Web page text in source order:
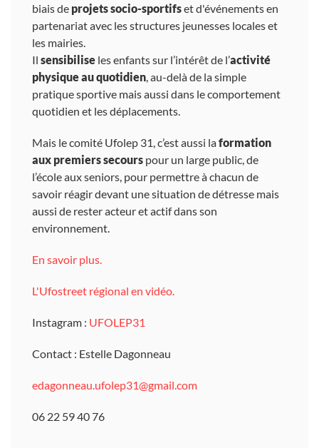
biais de projets socio-sportifset d'événements en
partenariat avec les structures jeunesses locales et
les mairies.
Il sensibilise les enfants sur l’intérêt de l’activité
physique au quotidien , au-delà de la simple
pratique sportive mais aussi dans le comportement
quotidien et les déplacements.
Mais le comité Ufolep 31, c’est aussi laformation
aux premiers secours pour un large public, de
l’école aux seniors, pour permettre à chacun de
savoir réagir devant une situation de détresse mais
aussi de rester acteur et actif dans son
environnement.
En savoir plus.
L'Ufostreet régional en vidéo.
Instagram : UFOLEP31
Contact : Estelle Dagonneau
edagonneau.ufolep31@gmail.com
06 22 59 40 76